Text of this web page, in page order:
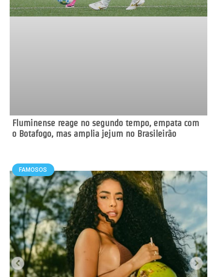
Fluminense reage no segundo tempo, empata com
o Botafogo, mas amplia jejum no Brasileirão
FAMOSOS